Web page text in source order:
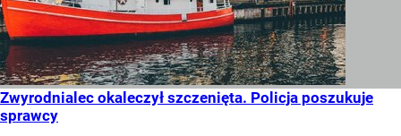
Zwyrodnialec okaleczył szczenięta. Policja poszukuje
sprawcy